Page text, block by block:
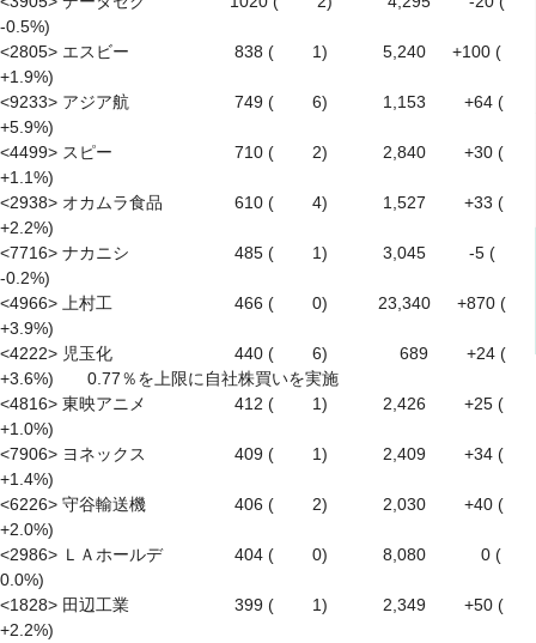
-0.5%)
<2805> エスビー　　　　　　 838 (　　 1)　　　 5,240 　 +100 (
+1.9%)
<9233> アジア航　　　　　　 749 (　　 6)　　　 1,153　　 +64 (
+5.9%)
<4499> スピー　　　　　　　 710 (　　 2)　　　 2,840　　 +30 (
+1.1%)
<2938> オカムラ食品　　　　 610 (　　 4)　　　 1,527　　 +33 (
+2.2%)
<7716> ナカニシ　　　　　　 485 (　　 1)　　　 3,045 　　 -5 (
-0.2%)
<4966> 上村工　　　　　　　 466 (　　 0)　　　23,340 　 +870 (
+3.9%)
<4222> 児玉化　　　　　　　 440 (　　 6)　　　　 689　　 +24 (
+3.6%)　　0.77％を上限に自社株買いを実施
<4816> 東映アニメ　　　　　 412 (　　 1)　　　 2,426　　 +25 (
+1.0%)
<7906> ヨネックス　　　　　 409 (　　 1)　　　 2,409　　 +34 (
+1.4%)
<6226> 守谷輸送機　　　　　 406 (　　 2)　　　 2,030　　 +40 (
+2.0%)
<2986> ＬＡホールデ　　　　 404 (　　 0)　　　 8,080　　　 0 (
0.0%)
<1828> 田辺工業　　　　　　 399 (　　 1)　　　 2,349　　 +50 (
+2.2%)